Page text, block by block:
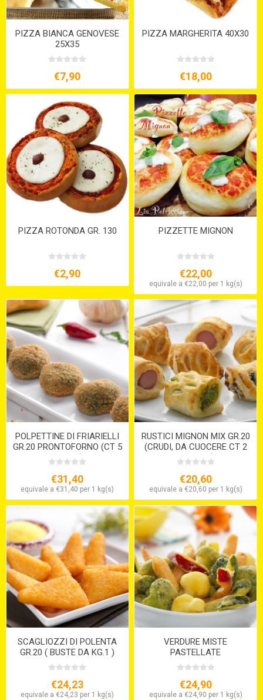
PIZZA BIANCA GENOVESE
25X35
€7,90
PIZZA MARGHERITA 40X30
€18,00
PIZZA ROTONDA GR. 130
€2,90
PIZZETTE MIGNON
€22,00
equivale a €22,00 per 1 kg(s)
POLPETTINE DI FRIARIELLI
GR.20 PRONTOFORNO (CT 5
X 1 KG.)
€31,40
equivale a €31,40 per 1 kg(s)
RUSTICI MIGNON MIX GR.20
(CRUDI, DA CUOCERE CT 2
X 2,5 KG.)
€20,60
equivale a €20,60 per 1 kg(s)
SCAGLIOZZI DI POLENTA
GR.20 ( BUSTE DA KG.1 )
€24,23
equivale a €24,23 per 1 kg(s)
VERDURE MISTE
PASTELLATE
PRONTOFORNO (CT 5 X 1
€24,90
equivale a €24,90 per 1 kg(s)